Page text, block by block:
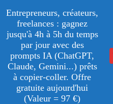
Entrepreneurs, créateurs,
freelances : gagnez
jusqu'à 4h à 5h du temps
par jour avec des
prompts IA (ChatGPT,
Claude, Gemini...) prêts
à copier-coller. Offre
gratuite aujourd'hui
(Valeur = 97 €)